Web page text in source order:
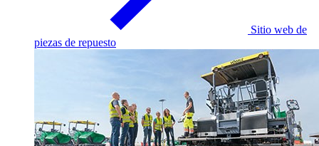
Sitio web de
piezas de repuesto